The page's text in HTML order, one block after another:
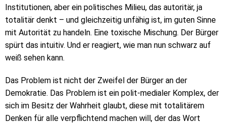
Institutionen, aber ein politisches Milieu, das autoritär, ja
totalitär denkt – und gleichzeitig unfähig ist, im guten Sinne
mit Autorität zu handeln. Eine toxische Mischung. Der Bürger
spürt das intuitiv. Und er reagiert, wie man nun schwarz auf
weiß sehen kann.
Das Problem ist nicht der Zweifel der Bürger an der
Demokratie. Das Problem ist ein polit-medialer Komplex, der
sich im Besitz der Wahrheit glaubt, diese mit totalitärem
Denken für alle verpflichtend machen will, der das Wort